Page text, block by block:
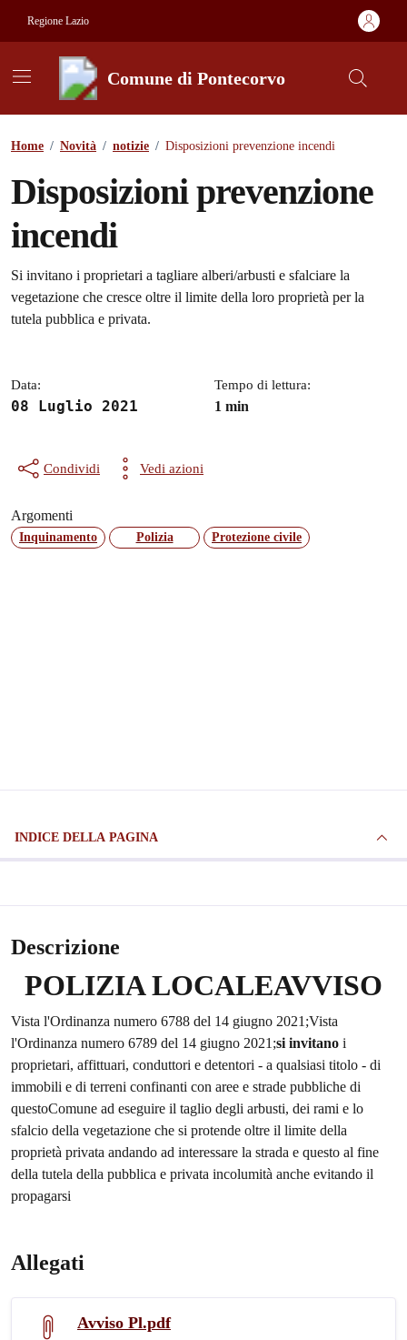
Regione Lazio
Comune di Pontecorvo
Home / Novità / notizie / Disposizioni prevenzione incendi
Disposizioni prevenzione
incendi
Dettagli della notizia
Si invitano i proprietari a tagliare alberi/arbusti e sfalciare la
vegetazione che cresce oltre il limite della loro proprietà per la
tutela pubblica e privata.
Data:
08 Luglio 2021
Tempo di lettura:
1 min
Condividi Vedi azioni
Argomenti
Inquinamento Polizia Protezione civile
INDICE DELLA PAGINA
Descrizione
POLIZIA LOCALEAVVISO
Vista l'Ordinanza numero 6788 del 14 giugno 2021;Vista
l'Ordinanza numero 6789 del 14 giugno 2021;si invitano i
proprietari, affittuari, conduttori e detentori - a qualsiasi titolo - di
immobili e di terreni confinanti con aree e strade pubbliche di
questoComune ad eseguire il taglio degli arbusti, dei rami e lo
sfalcio della vegetazione che si protende oltre il limite della
proprietà privata andando ad interessare la strada e questo al fine
della tutela della pubblica e privata incolumità anche evitando il
propagarsi
Allegati
Avviso Pl.pdf